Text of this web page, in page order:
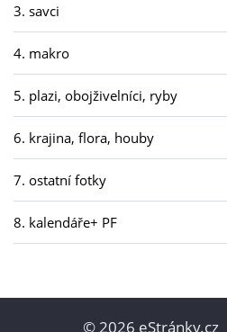
3. savci
4. makro
5. plazi, obojživelníci, ryby
6. krajina, flora, houby
7. ostatní fotky
8. kalendáře+ PF
© 2026 eStránky.cz